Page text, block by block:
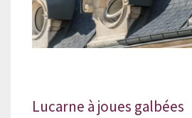
Lucarne à joues galbées